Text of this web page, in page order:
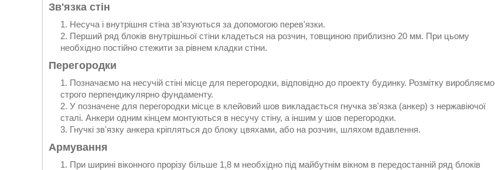
Зв'язка стін
Несуча і внутрішня стіна зв'язуються за допомогою перев'язки.
Перший ряд блоків внутрішньої стіни кладеться на розчин, товщиною приблизно 20 мм. При цьому
необхідно постійно стежити за рівнем кладки стіни.
Перегородки
Позначаємо на несучій стіні місце для перегородки, відповідно до проекту будинку. Розмітку виробляємо
строго перпендикулярно фундаменту.
У позначене для перегородки місце в клейовий шов викладається гнучка зв'язка (анкер) з нержавіючої
сталі. Анкери одним кінцем монтуються в несучу стіну, а іншим у шов перегородки.
Гнучкі зв'язку анкера кріпляться до блоку цвяхами, або на розчин, шляхом вдавлення.
Армування
При ширині віконного прорізу більше 1,8 м необхідно під майбутнім вікном в передостанній ряд блоків